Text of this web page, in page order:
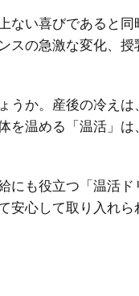
ない喜びであると同
スの急激な変化、授
うか。産後の冷えは
を温める「温活」は
も役立つ「温活ド
安心して取り入れら